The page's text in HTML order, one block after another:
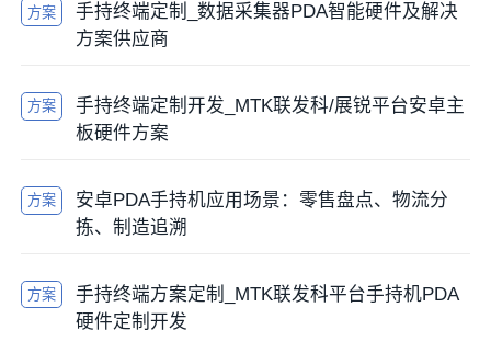
方案
手持终端定制_数据采集器PDA智能硬件及解决
方案供应商
方案
手持终端定制开发_MTK联发科/展锐平台安卓主
板硬件方案
方案
安卓PDA手持机应用场景：零售盘点、物流分
拣、制造追溯
方案
手持终端方案定制_MTK联发科平台手持机PDA
硬件定制开发